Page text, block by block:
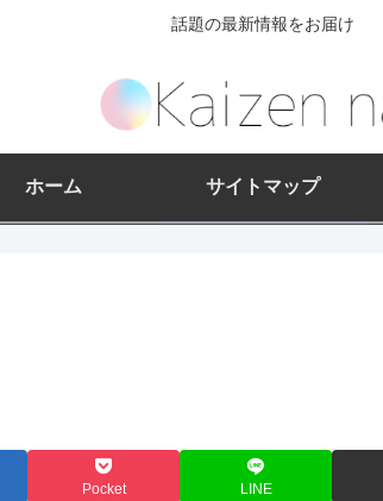
話題の最新情報をお届け
ホーム サイトマップ
Pocket LINE